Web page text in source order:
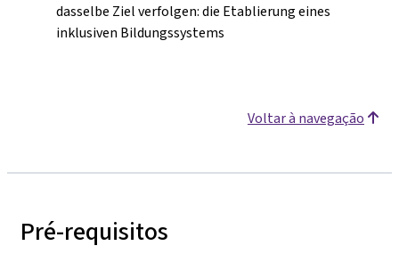
dasselbe Ziel verfolgen: die Etablierung eines
inklusiven Bildungssystems
Voltar à navegação
Pré-requisitos